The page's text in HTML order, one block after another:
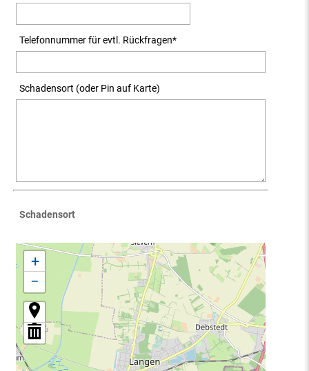
Telefonnummer für evtl. Rückfragen*
Schadensort (oder Pin auf Karte)
Schadensort
+
−